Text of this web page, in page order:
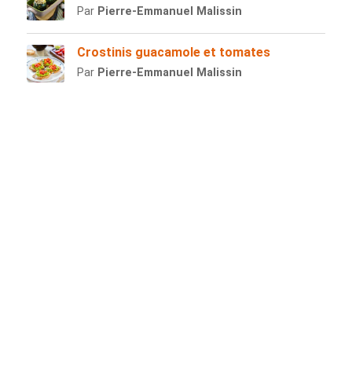
Par Pierre-Emmanuel Malissin
Crostinis guacamole et tomates
Par Pierre-Emmanuel Malissin